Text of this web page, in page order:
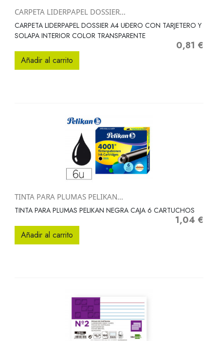
CARPETA LIDERPAPEL DOSSIER...
CARPETA LIDERPAPEL DOSSIER A4 UÐERO CON TARJETERO Y
SOLAPA INTERIOR COLOR TRANSPARENTE
Precio
0,81 €
Añadir al carrito
TINTA PARA PLUMAS PELIKAN...
TINTA PARA PLUMAS PELIKAN NEGRA CAJA 6 CARTUCHOS
Precio
1,04 €
Añadir al carrito